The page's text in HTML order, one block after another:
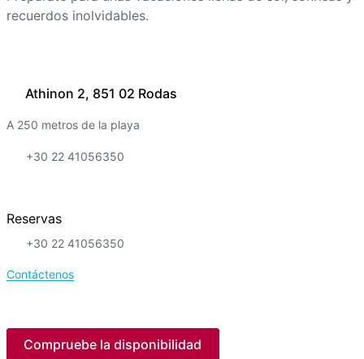
Athinon 2, 851 02 Rodas
A 250 metros de la playa
+30 22 41056350
Reservas
+30 22 41056350
Contáctenos
Compruebe la disponibilidad
recuerdos inolvidables.